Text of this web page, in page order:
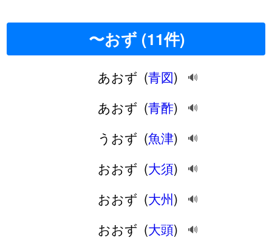
〜おず (11件)
あおず (青図) 🔊
あおず (青酢) 🔊
うおず (魚津) 🔊
おおず (大須) 🔊
おおず (大州) 🔊
おおず (大頭) 🔊